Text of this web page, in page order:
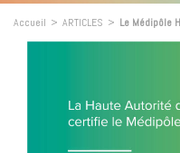
Accueil > ARTICLES > Le Médipôle